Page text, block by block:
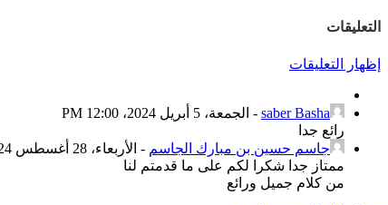
التعليقات
إظهار التعليقات
saber Basha
- الجمعة، 5 أبريل 2024، 12:00 PM
رائع جدا
جاسم حسين بن مبارك الجاسم - الأربعاء، 28 أغسطس 2024، 12:13 AM
ممتاز جدا شكرا لكم على ما قدمتم لنا
من كلام جميل ورائع